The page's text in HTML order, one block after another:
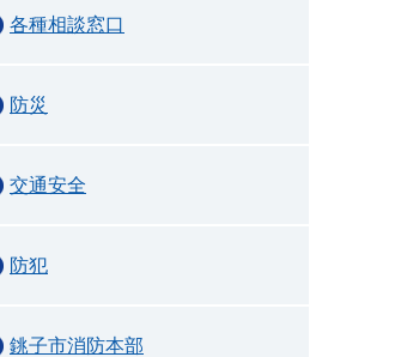
各種相談窓口
防災
交通安全
防犯
銚子市消防本部